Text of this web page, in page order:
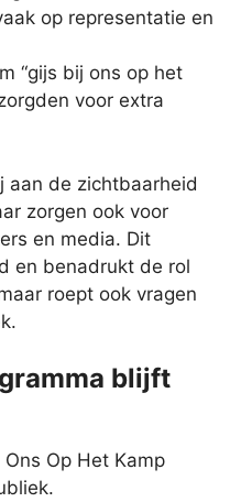
op representatie en
“gijs bij ons op het
voor extra
aan de zichtbaarheid
zorgen ook voor
en media. Dit
en benadrukt de rol
roept ook vragen
blijft
Op Het Kamp